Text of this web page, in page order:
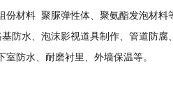
材料 聚脲弹性体、聚氨酯发泡材料
水、泡沫影视道具制作、管道防腐
防水、耐磨衬里、外墙保温等。